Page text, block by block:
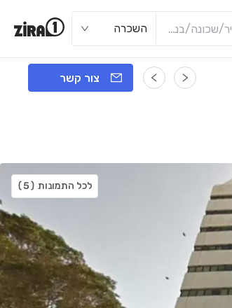
השכרה
צור קשר
לכל התמונות (5)